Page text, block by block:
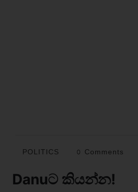
POLITICS 0 Comments